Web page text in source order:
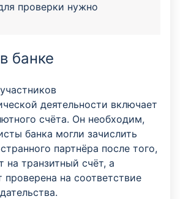
проверки нужно
банке
деятельности включает
счёта. Он необходим,
банка могли зачислить
партнёра после того,
на транзитный счёт, а
проверена на соответствие